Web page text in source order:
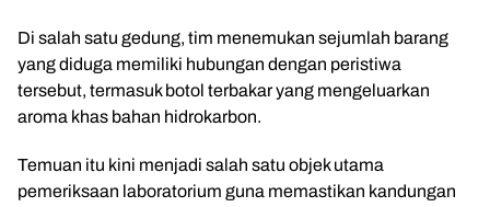
Di salah satu gedung, tim menemukan sejumlah barang
yang diduga memiliki hubungan dengan peristiwa
tersebut, termasuk botol terbakar yang mengeluarkan
aroma khas bahan hidrokarbon.
Temuan itu kini menjadi salah satu objek utama
pemeriksaan laboratorium guna memastikan kandungan